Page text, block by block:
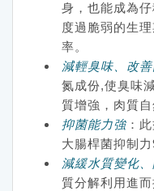
身，也能成為
度過脆弱的生
率。
減輕臭味、改
氮成份,使臭味
質增強，肉質自
抑菌能力強 ：
大腸桿菌抑制
減緩水質變化
質分解利用進